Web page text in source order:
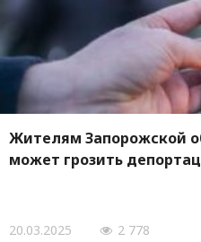
Жителям Запорожской
может грозить
20.03.2025 2 778